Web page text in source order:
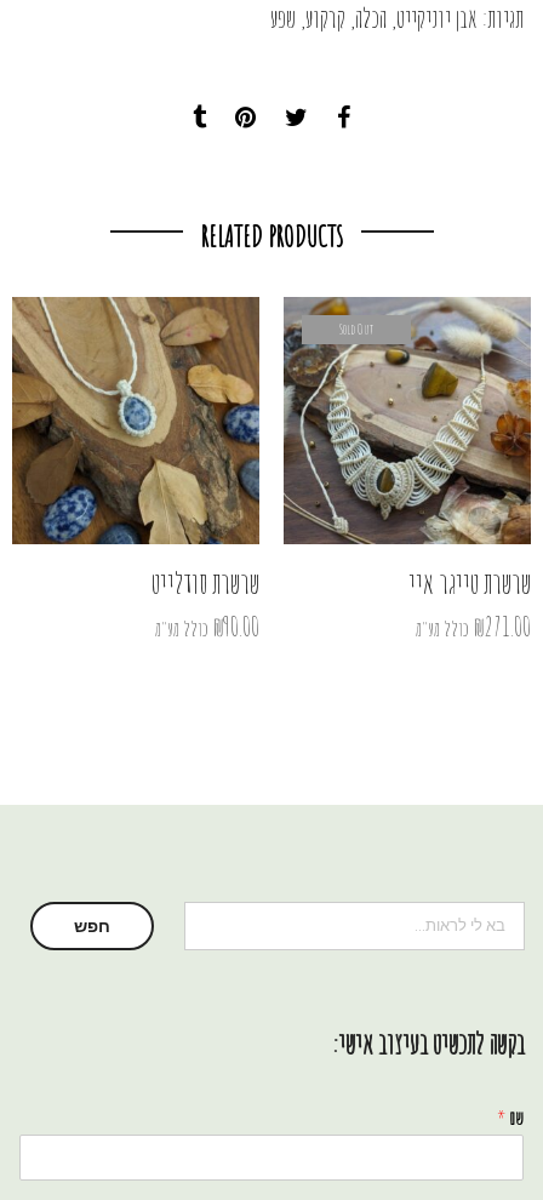
תגיות: אבן יוניקייט הכלה קרקוע שפע
RELATED PRODUCTS
Sold Out
שרשרת טייגר איי
₪271.00 כולל מע"מ
שרשרת סודלייט
₪90.00 כולל מע"מ
חיפוש חפש
בקשה לתכשיט בעיצוב אישי:
שם *